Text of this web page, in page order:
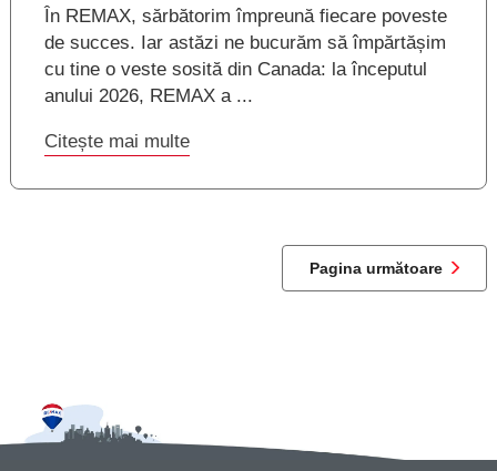
În REMAX, sărbătorim împreună fiecare poveste
de succes. Iar astăzi ne bucurăm să împărtășim
cu tine o veste sosită din Canada: la începutul
anului 2026, REMAX a ...
Citește mai multe
Pagina următoare